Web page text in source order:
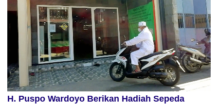
H. Puspo Wardoyo Berikan Hadiah Sepeda